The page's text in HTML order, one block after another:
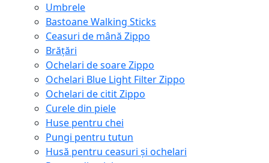
Umbrele
Bastoane Walking Sticks
Ceasuri de mână Zippo
Brățări
Ochelari de soare Zippo
Ochelari Blue Light Filter Zippo
Ochelari de citit Zippo
Curele din piele
Huse pentru chei
Pungi pentru tutun
Husă pentru ceasuri și ochelari